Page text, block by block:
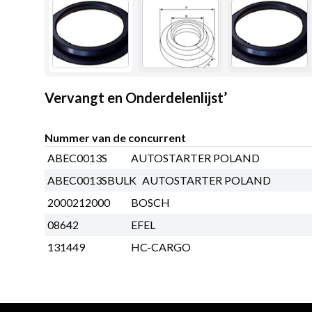
Vervangt en Onderdelenlijst’
Nummer van de concurrent
ABEC0013S
AUTOSTARTER POLAND
ABEC0013SBULK AUTOSTARTER POLAND
2000212000
BOSCH
08642
EFEL
131449
HC-CARGO